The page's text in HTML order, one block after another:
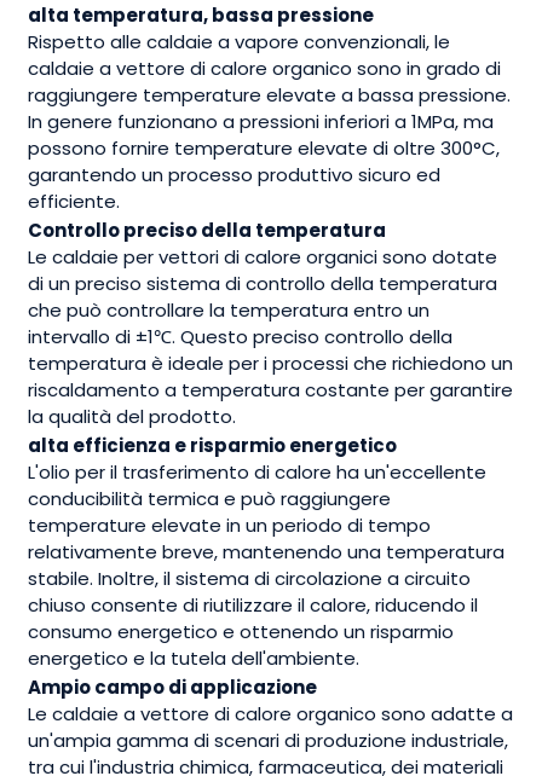
alta temperatura, bassa pressione
Rispetto alle caldaie a vapore convenzionali, le
caldaie a vettore di calore organico sono in grado di
raggiungere temperature elevate a bassa pressione.
In genere funzionano a pressioni inferiori a 1MPa, ma
possono fornire temperature elevate di oltre 300°C,
garantendo un processo produttivo sicuro ed
efficiente.
Controllo preciso della temperatura
Le caldaie per vettori di calore organici sono dotate
di un preciso sistema di controllo della temperatura
che può controllare la temperatura entro un
intervallo di ±1℃. Questo preciso controllo della
temperatura è ideale per i processi che richiedono un
riscaldamento a temperatura costante per garantire
la qualità del prodotto.
alta efficienza e risparmio energetico
L'olio per il trasferimento di calore ha un'eccellente
conducibilità termica e può raggiungere
temperature elevate in un periodo di tempo
relativamente breve, mantenendo una temperatura
stabile. Inoltre, il sistema di circolazione a circuito
chiuso consente di riutilizzare il calore, riducendo il
consumo energetico e ottenendo un risparmio
energetico e la tutela dell'ambiente.
Ampio campo di applicazione
Le caldaie a vettore di calore organico sono adatte a
un'ampia gamma di scenari di produzione industriale,
tra cui l'industria chimica, farmaceutica, dei materiali